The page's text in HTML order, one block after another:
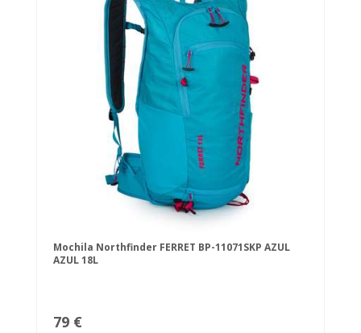
Mochila Northfinder FERRET BP-11071SKP AZUL
AZUL 18L
79 €